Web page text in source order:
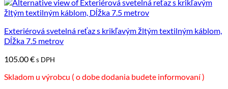
viacero
variantov.
Možnosti
si
vybrať
stránke
Exteriérová svetelná reťaz s krikľavým žltým textilným káblom,
Dĺžka 7.5 metrov
105.00€s DPH
Skladom u výrobcu ( o dobe dodania budete informovaní )